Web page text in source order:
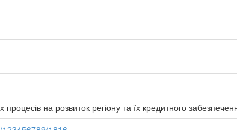
процесів на розвиток регіону та їх кредитного